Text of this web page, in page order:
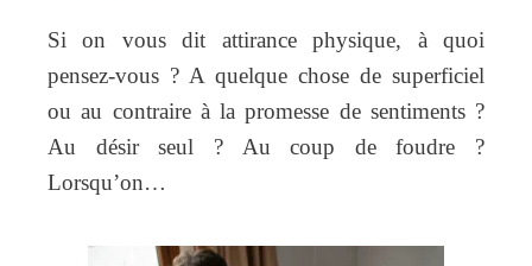
Si on vous dit attirance physique, à quoi
pensez-vous ? A quelque chose de superficiel
ou au contraire à la promesse de sentiments ?
Au désir seul ? Au coup de foudre ?
Lorsqu’on…